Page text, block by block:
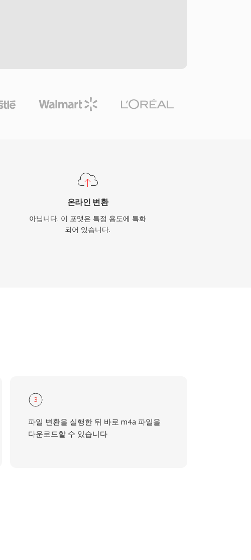
온라인 변환
아닙니다. 이 포맷은 특정 용도에 특화
되어 있습니다.
3
파일 변환을 실행한 뒤 바로 m4a 파일을
다운로드할 수 있습니다